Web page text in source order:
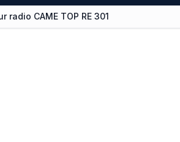
radio CAME TOP RE 301